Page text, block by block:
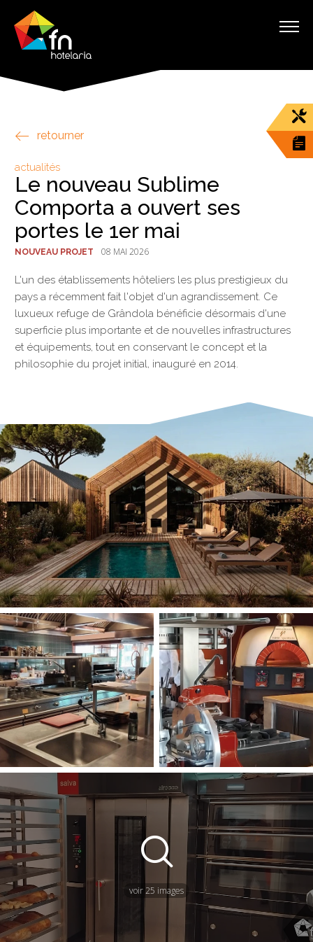
retourner
actualités
Le nouveau Sublime
Comporta a ouvert ses
portes le 1er mai
NOUVEAU PROJET 08 MAI 2026
L'un des établissements hôteliers les plus prestigieux du
pays a récemment fait l'objet d'un agrandissement. Ce
luxueux refuge de Grândola bénéficie désormais d'une
superficie plus importante et de nouvelles infrastructures
et équipements, tout en conservant le concept et la
philosophie du projet initial, inauguré en 2014.
voir 25 images